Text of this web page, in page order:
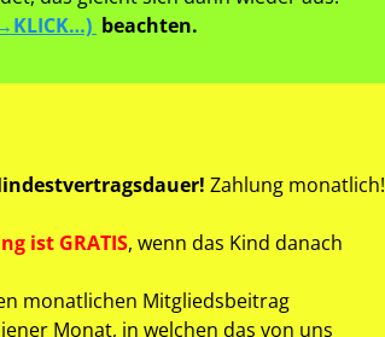
beachten.
Zahlung monatlich!
ist GRATIS, wenn das Kind danach
monatlichen Mitgliedsbeitrag
Monat, in welchen das von uns